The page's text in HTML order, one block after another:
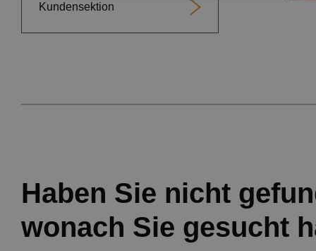
Kundensektion
Haben Sie nicht
wonach Sie gesucht